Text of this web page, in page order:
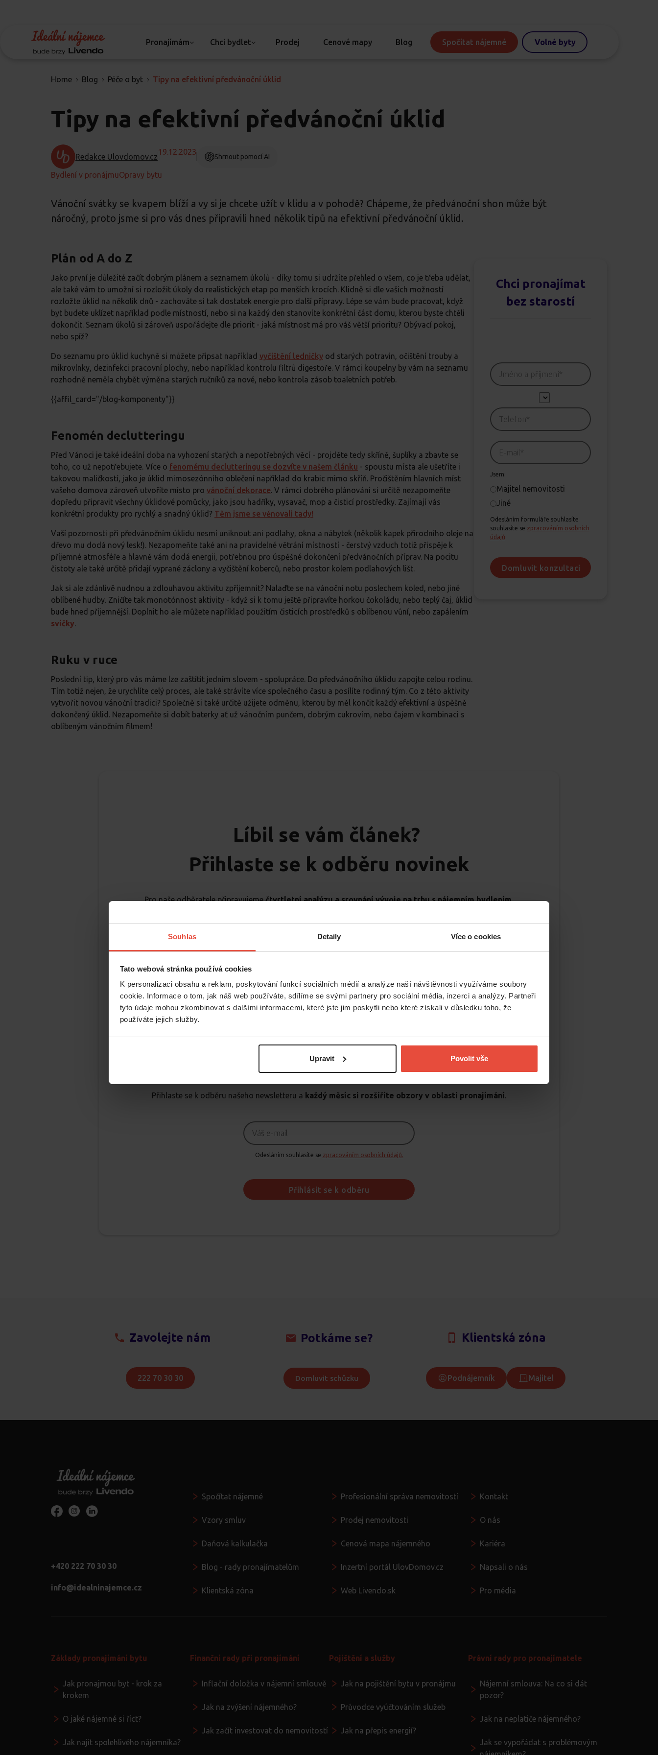
Souhlas Detaily Více o cookies
Tato webová stránka používá cookies
K personalizaci obsahu a reklam, poskytování funkcí sociálních médií a analýze naší návštěvnosti využíváme soubory
cookie. Informace o tom, jak náš web používáte, sdílíme se svými partnery pro sociální média, inzerci a analýzy. Partneři
tyto údaje mohou zkombinovat s dalšími informacemi, které jste jim poskytli nebo které získali v důsledku toho, že
používáte jejich služby.
Upravit Povolit vše
Pronajímám Chci bydlet Prodej Cenové mapy Blog Spočítat nájemné Volné byty
Home Blog Péče o byt Tipy na efektivní předvánoční úklid
Tipy na efektivní předvánoční úklid
Redakce Ulovdomov.cz
19.12.2023
Shrnout pomocí AI
Bydlení v pronájmuOpravy bytu
Vánoční svátky se kvapem blíží a vy si je chcete užít v klidu a v pohodě? Chápeme, že předvánoční shon může být
náročný, proto jsme si pro vás dnes připravili hned několik tipů na efektivní předvánoční úklid.
Plán od A do Z
Jako první je důležité začít dobrým plánem a seznamem úkolů - díky tomu si udržíte přehled o všem, co je třeba udělat,
ale také vám to umožní si rozložit úkoly do realistických etap po menších krocích. Klidně si dle vašich možností
rozložte úklid na několik dnů - zachováte si tak dostatek energie pro další přípravy. Lépe se vám bude pracovat, když
byt budete uklízet například podle místností, nebo si na každý den stanovíte konkrétní část domu, kterou byste chtěli
dokončit. Seznam úkolů si zároveň uspořádejte dle priorit - jaká místnost má pro váš větší prioritu? Obývací pokoj,
nebo spíž?
Do seznamu pro úklid kuchyně si můžete připsat například vyčištění ledničky od starých potravin, očištění trouby a
mikrovlnky, dezinfekci pracovní plochy, nebo například kontrolu filtrů digestoře. V rámci koupelny by vám na seznamu
rozhodně neměla chybět výměna starých ručníků za nové, nebo kontrola zásob toaletních potřeb.
{{affil_card="/blog-komponenty"}}
Fenomén declutteringu
Před Vánoci je také ideální doba na vyhození starých a nepotřebných věcí - projděte tedy skříně, šuplíky a zbavte se
toho, co už nepotřebujete. Více o fenomému declutteringu se dozvíte v našem článku - spoustu místa ale ušetříte i
takovou maličkostí, jako je úklid mimosezónního oblečení například do krabic mimo skříň. Pročištěním hlavních míst
vašeho domova zároveň utvoříte místo pro vánoční dekorace. V rámci dobrého plánování si určitě nezapomeňte
dopředu připravit všechny úklidové pomůcky, jako jsou hadříky, vysavač, mop a čisticí prostředky. Zajímají vás
konkrétní produkty pro rychlý a snadný úklid? Těm jsme se věnovali tady!
Vaší pozornosti při předvánočním úklidu nesmí uniknout ani podlahy, okna a nábytek (několik kapek přírodního oleje na
dřevo mu dodá nový lesk!). Nezapomeňte také ani na pravidelné větrání místností - čerstvý vzduch totiž přispěje k
příjemné atmosféře a hlavně vám dodá energii, potřebnou pro úspěšné dokončení předvánočních příprav. Na pocitu
čistoty ale také určitě přidají vyprané záclony a vyčištění koberců, nebo prostor kolem podlahových lišt.
Jak si ale zdánlivě nudnou a zdlouhavou aktivitu zpříjemnit? Nalaďte se na vánoční notu poslechem koled, nebo jiné
oblíbené hudby. Zničíte tak monotónnost aktivity - když si k tomu ještě připravíte horkou čokoládu, nebo teplý čaj, úklid
bude hned příjemnější. Doplnit ho ale můžete například použitím čisticích prostředků s oblíbenou vůní, nebo zapálením
svíčky.
Ruku v ruce
Poslední tip, který pro vás máme lze zaštítit jedním slovem - spolupráce. Do předvánočního úklidu zapojte celou rodinu.
Tím totiž nejen, že urychlíte celý proces, ale také strávíte více společného času a posílíte rodinný tým. Co z této aktivity
vytvořit novou vánoční tradici? Společně si také určitě užijete odměnu, kterou by měl končit každý efektivní a úspěšně
dokončený úklid. Nezapomeňte si dobít baterky ať už vánočním punčem, dobrým cukrovím, nebo čajem v kombinaci s
oblíbeným vánočním filmem!
Chci pronajímat
bez starostí
Jsem:
Majitel nemovitosti
Jiné
Odesláním formuláře souhlasíte
souhlasíte se zpracováním osobních
údajů
Líbil se vám článek?
Přihlaste se k odběru novinek
Pro naše odběratele připravujemečtvrtletní analýzu a srovnání vývoje na trhu s nájemním bydlením.
změny zákonů či nařízení.
Přihlaste se k odběru našeho newsletteru a každý měsíc si rozšíříte obzory v oblasti pronajímání.
Odesláním souhlasíte se zpracováním osobních údajů.
Přihlásit se k odběru
Zavolejte nám
222 70 30 30
Potkáme se?
Domluvit schůzku
Klientská zóna
Podnájemník Majitel
+420 222 70 30 30
info@idealninajemce.cz
Spočítat nájemné
Vzory smluv
Daňová kalkulačka
Blog - rady pronajímatelům
Klientská zóna
Profesionální správa nemovitostí
Prodej nemovitosti
Cenová mapa nájemného
Inzertní portál UlovDomov.cz
Web Livendo.sk
Kontakt
O nás
Kariéra
Napsali o nás
Pro média
Základy pronajímání bytu
Jak pronajmou byt - krok za
krokem
O jaké nájemné si říct?
Jak najít spolehlivého nájemníka?
Finanční rady při pronajímání
Inflační doložka v nájemní smlouvě
Jak na zvýšení nájemného?
Jak začít investovat do nemovitostí
Pojištění a služby
Jak na pojištění bytu v pronájmu
Průvodce vyúčtováním služeb
Jak na přepis energií?
Právní rady pro pronajímatele
Nájemní smlouva: Na co si dát
pozor?
Jak na neplatiče nájemného?
Jak se vypořádat s problémovým